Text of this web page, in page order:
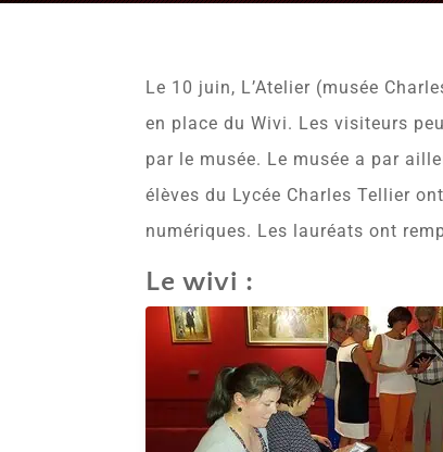
Le 10 juin, L’Atelier (musée
en place du Wivi. Les visiteurs
par le musée. Le musée a par
élèves du Lycée Charles Tellier
numériques. Les lauréats ont
Le wivi :